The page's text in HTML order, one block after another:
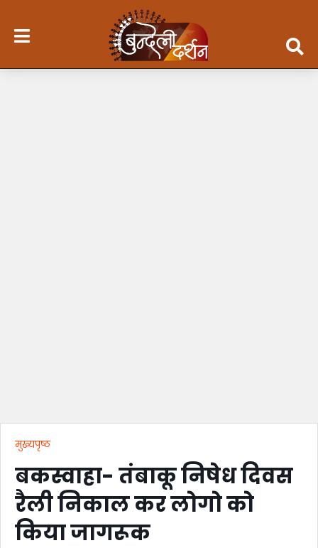
मुख्यपृष्ठ
बकस्वाहा- तंबाकू निषेध दिवस
रैली निकाल कर लोगो को
किया जागरूक